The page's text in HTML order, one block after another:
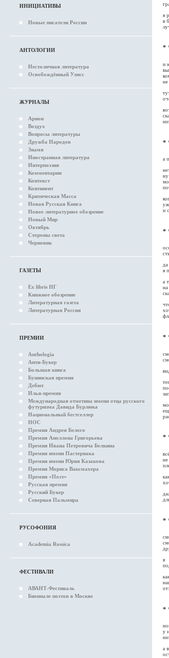
ИНИЦИАТИВЫ
Новые писатели России
АНТОЛОГИИ
Нестоличная литература
Освобождённый Улисс
ЖУРНАЛЫ
Арион
Воздух
Вопросы литературы
Дружба Народов
Знамя
Иностранная литература
Интерпоэзия
Комментарии
Контекст
Континент
Критическая Масса
Новая Русская Книга
Новое литературное обозрение
Новый Мир
Октябрь
Стороны света
Черновик
ГАЗЕТЫ
Ex libris НГ
Книжное обозрение
Литературная газета
Литературная Россия
ПРЕМИИ
Anthologia
Анти-Букер
Большая книга
Бунинская премия
Дебют
Илья-премия
Международная отметина имени отца русского
футуризма Давида Бурлюка
Национальный бестселлер
НОС
Премия Андрея Белого
Премия Аполлона Григорьева
Премия Ивана Петровича Белкина
Премия имени Пастернака
Премия имени Юрия Казакова
Премия Мориса Ваксмахера
Премия «Поэт»
Русская премия
Русский Букер
Северная Пальмира
РУСОФОНИЯ
Academia Rossica
ФЕСТИВАЛИ
АВАНТ-Фестиваль
Биеннале поэтов в Москве
я
в
*
и
*
а
ну
и
*
да
я
а
на
*
*
не
*
я
*
у
а